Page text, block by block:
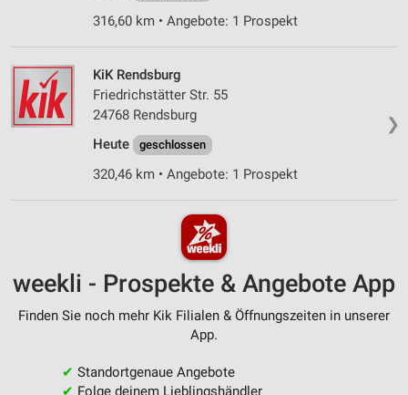
316,60 km • Angebote: 1 Prospekt
❯
KiK Rendsburg
Friedrichstätter Str. 55
24768 Rendsburg
Heute
geschlossen
320,46 km • Angebote: 1 Prospekt
weekli - Prospekte & Angebote App
Finden Sie noch mehr Kik Filialen & Öffnungszeiten in unserer
App.
✔ Standortgenaue Angebote
✔ Folge deinem Lieblingshändler